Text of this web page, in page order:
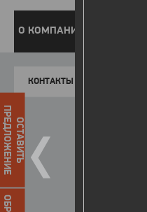
О КОМПАНИИ
КОНТАКТЫ
ОСТАВИТЬ
ПРЕДЛОЖЕНИЕ